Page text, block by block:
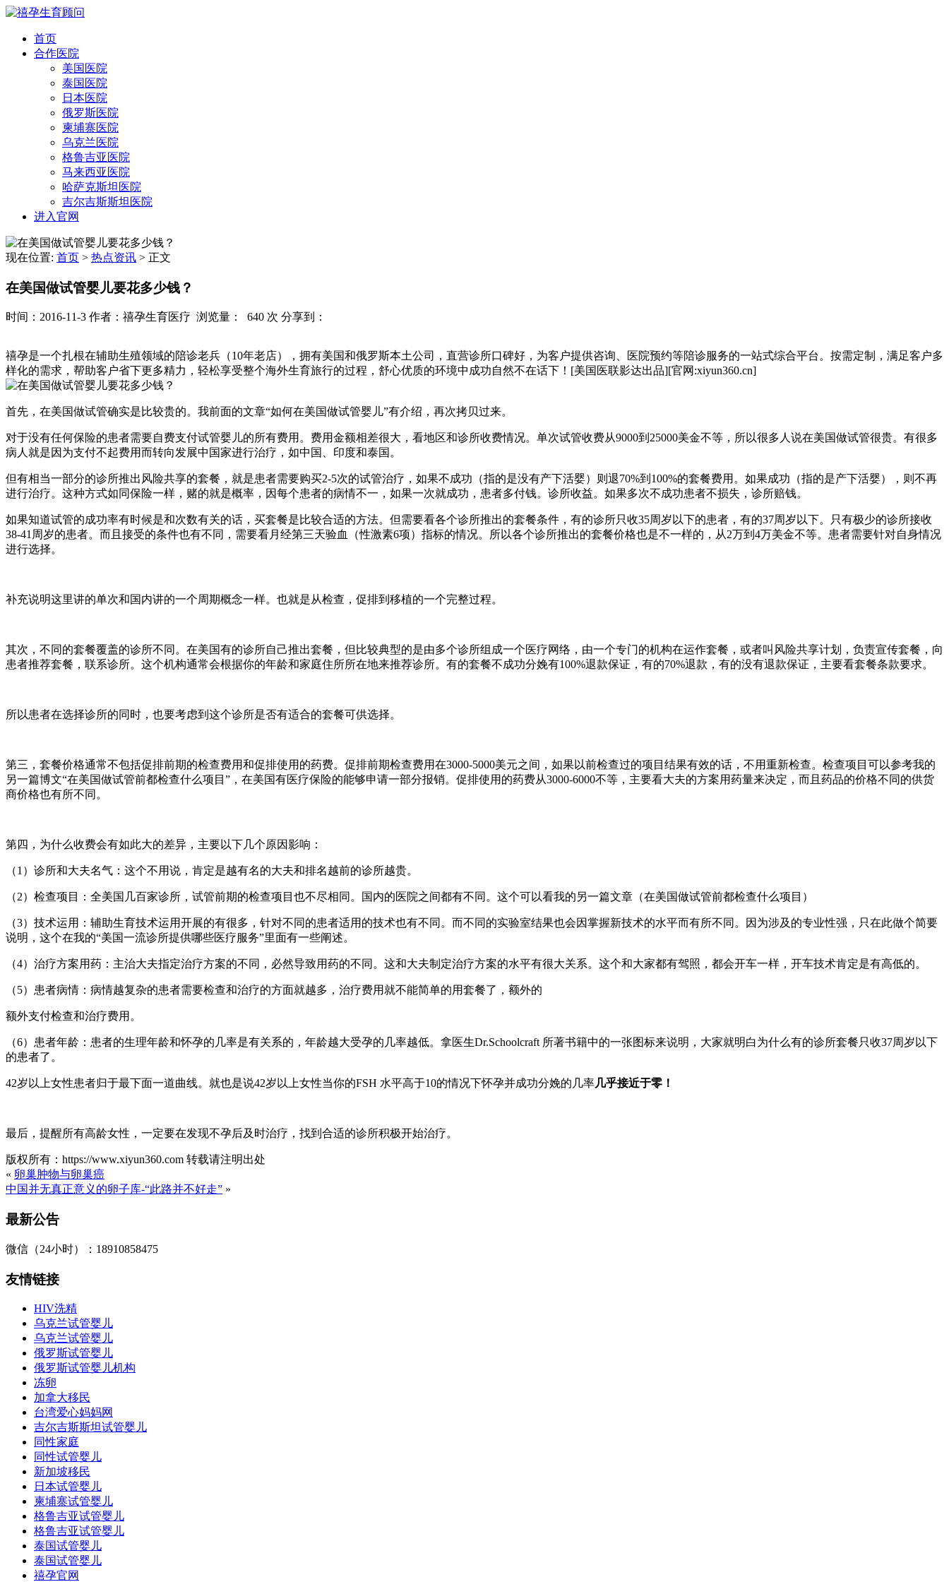
首页
合作医院
美国医院
泰国医院
日本医院
俄罗斯医院
柬埔寨医院
乌克兰医院
格鲁吉亚医院
马来西亚医院
哈萨克斯坦医院
吉尔吉斯斯坦医院
进入官网
现在位置: 首页 > 热点资讯 > 正文
在美国做试管婴儿要花多少钱？
时间：2016-11-3 作者：禧孕生育医疗 浏览量： 640 次 分享到：
禧孕是一个扎根在辅助生殖领域的陪诊老兵（10年老店），拥有美国和俄罗斯本土公司，直营诊所口碑好，为客户提供咨询、医院预约等陪诊服务的一站式综合平台。按需定制，满足客户多
样化的需求，帮助客户省下更多精力，轻松享受整个海外生育旅行的过程，舒心优质的环境中成功自然不在话下！[美国医联影达出品][官网:xiyun360.cn]
首先，在美国做试管确实是比较贵的。我前面的文章“如何在美国做试管婴儿”有介绍，再次拷贝过来。
对于没有任何保险的患者需要自费支付试管婴儿的所有费用。费用金额相差很大，看地区和诊所收费情况。单次试管收费从9000到25000美金不等，所以很多人说在美国做试管很贵。有很多
病人就是因为支付不起费用而转向发展中国家进行治疗，如中国、印度和泰国。
但有相当一部分的诊所推出风险共享的套餐，就是患者需要购买2-5次的试管治疗，如果不成功（指的是没有产下活婴）则退70%到100%的套餐费用。如果成功（指的是产下活婴），则不再
进行治疗。这种方式如同保险一样，赌的就是概率，因每个患者的病情不一，如果一次就成功，患者多付钱。诊所收益。如果多次不成功患者不损失，诊所赔钱。
如果知道试管的成功率有时候是和次数有关的话，买套餐是比较合适的方法。但需要看各个诊所推出的套餐条件，有的诊所只收35周岁以下的患者，有的37周岁以下。只有极少的诊所接收
38-41周岁的患者。而且接受的条件也有不同，需要看月经第三天验血（性激素6项）指标的情况。所以各个诊所推出的套餐价格也是不一样的，从2万到4万美金不等。患者需要针对自身情况
进行选择。
补充说明这里讲的单次和国内讲的一个周期概念一样。也就是从检查，促排到移植的一个完整过程。
其次，不同的套餐覆盖的诊所不同。在美国有的诊所自己推出套餐，但比较典型的是由多个诊所组成一个医疗网络，由一个专门的机构在运作套餐，或者叫风险共享计划，负责宣传套餐，向
患者推荐套餐，联系诊所。这个机构通常会根据你的年龄和家庭住所所在地来推荐诊所。有的套餐不成功分娩有100%退款保证，有的70%退款，有的没有退款保证，主要看套餐条款要求。
所以患者在选择诊所的同时，也要考虑到这个诊所是否有适合的套餐可供选择。
第三，套餐价格通常不包括促排前期的检查费用和促排使用的药费。促排前期检查费用在3000-5000美元之间，如果以前检查过的项目结果有效的话，不用重新检查。检查项目可以参考我的
另一篇博文“在美国做试管前都检查什么项目”，在美国有医疗保险的能够申请一部分报销。促排使用的药费从3000-6000不等，主要看大夫的方案用药量来决定，而且药品的价格不同的供货
商价格也有所不同。
第四，为什么收费会有如此大的差异，主要以下几个原因影响：
（1）诊所和大夫名气：这个不用说，肯定是越有名的大夫和排名越前的诊所越贵。
（2）检查项目：全美国几百家诊所，试管前期的检查项目也不尽相同。国内的医院之间都有不同。这个可以看我的另一篇文章（在美国做试管前都检查什么项目）
（3）技术运用：辅助生育技术运用开展的有很多，针对不同的患者适用的技术也有不同。而不同的实验室结果也会因掌握新技术的水平而有所不同。因为涉及的专业性强，只在此做个简要
说明，这个在我的“美国一流诊所提供哪些医疗服务”里面有一些阐述。
（4）治疗方案用药：主治大夫指定治疗方案的不同，必然导致用药的不同。这和大夫制定治疗方案的水平有很大关系。这个和大家都有驾照，都会开车一样，开车技术肯定是有高低的。
（5）患者病情：病情越复杂的患者需要检查和治疗的方面就越多，治疗费用就不能简单的用套餐了，额外的
额外支付检查和治疗费用。
（6）患者年龄：患者的生理年龄和怀孕的几率是有关系的，年龄越大受孕的几率越低。拿医生Dr.Schoolcraft 所著书籍中的一张图标来说明，大家就明白为什么有的诊所套餐只收37周岁以下
的患者了。
42岁以上女性患者归于最下面一道曲线。就也是说42岁以上女性当你的FSH 水平高于10的情况下怀孕并成功分娩的几率几乎接近于零！
最后，提醒所有高龄女性，一定要在发现不孕后及时治疗，找到合适的诊所积极开始治疗。
版权所有：https://www.xiyun360.com 转载请注明出处
« 卵巢肿物与卵巢癌
中国并无真正意义的卵子库-“此路并不好走” »
最新公告
微信（24小时）：18910858475
友情链接
HIV洗精
乌克兰试管婴儿
乌克兰试管婴儿
俄罗斯试管婴儿
俄罗斯试管婴儿机构
冻卵
加拿大移民
台湾爱心妈妈网
吉尔吉斯斯坦试管婴儿
同性家庭
同性试管婴儿
新加坡移民
日本试管婴儿
柬埔寨试管婴儿
格鲁吉亚试管婴儿
格鲁吉亚试管婴儿
泰国试管婴儿
泰国试管婴儿
禧孕官网